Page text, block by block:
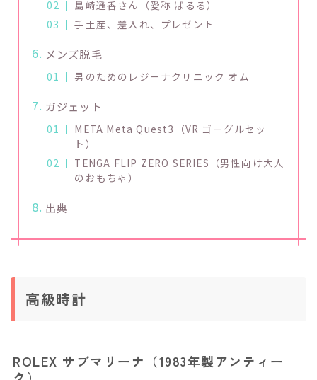
島崎遥香さん（愛称 ぱるる）
手土産、差入れ、プレゼント
メンズ脱毛
男のためのレジーナクリニック オム
ガジェット
META Meta Quest3（VR ゴーグルセッ
ト）
TENGA FLIP ZERO SERIES（男性向け大人
のおもちゃ）
出典
高級時計
ROLEX サブマリーナ（1983年製アンティー